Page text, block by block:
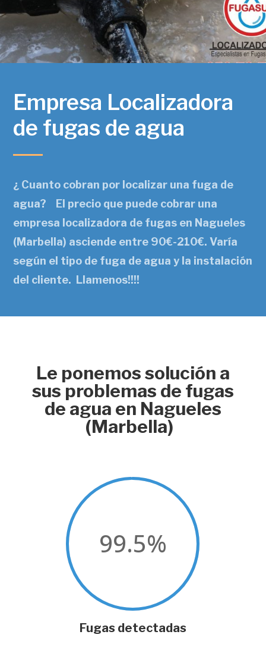
Empresa Localizadora
de fugas de agua
¿ Cuanto cobran por localizar una fuga de
agua? El precio que puede cobrar una
empresa localizadora de fugas en Nagueles
(Marbella) asciende entre 90€-210€. Varía
según el tipo de fuga de agua y la instalación
del cliente. Llamenos!!!!
Le ponemos solución a
sus problemas de fugas
de agua en Nagueles
(Marbella)
99.5%
Fugas detectadas